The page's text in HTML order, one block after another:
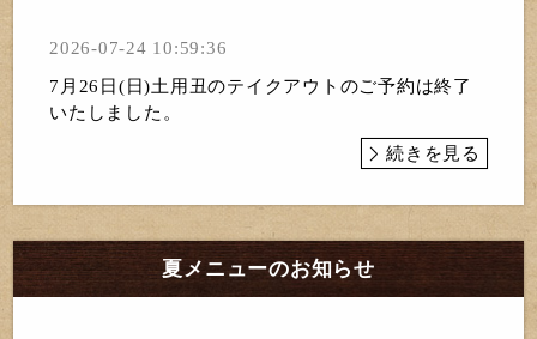
2026-07-24 10:59:36
7月26日(日)土用丑のテイクアウトのご予約は終了
いたしました。
続きを見る
夏メニューのお知らせ